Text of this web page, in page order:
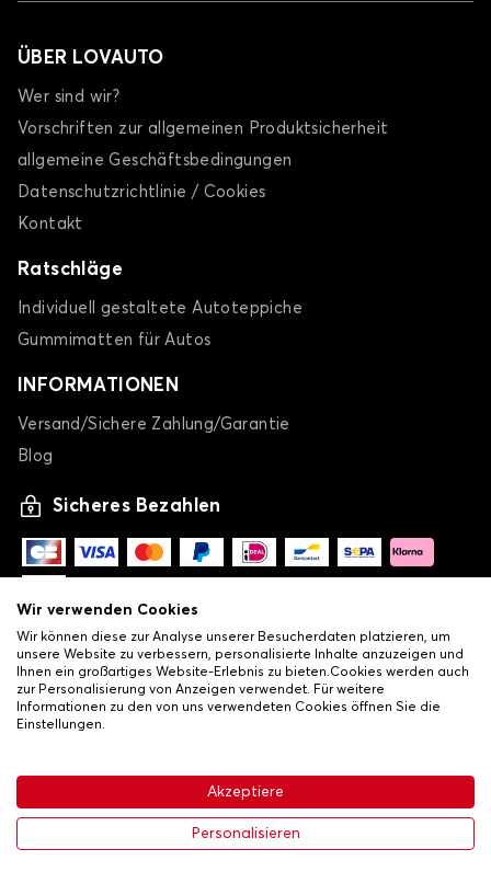
63,99 €
-20% 79,99 €
In den Warenkorb
ÜBER LOVAUTO
Wer sind wir?
Vorschriften zur allgemeinen Produktsicherheit
allgemeine Geschäftsbedingungen
Datenschutzrichtlinie / Cookies
Kontakt
Ratschläge
Individuell gestaltete Autoteppiche
Gummimatten für Autos
INFORMATIONEN
Versand/Sichere Zahlung/Garantie
Blog
Sicheres Bezahlen
Allgemeine Verkaufsbedingungen•
Datenschutz- und Cookie-Richtlinie•Livraison
Wir verwenden Cookies
Wir können diese zur Analyse unserer Besucherdaten platzieren, um
unsere Website zu verbessern, personalisierte Inhalte anzuzeigen und
Ihnen ein großartiges Website-Erlebnis zu bieten.Cookies werden auch
zur Personalisierung von Anzeigen verwendet. Für weitere
Informationen zu den von uns verwendeten Cookies öffnen Sie die
Einstellungen.
Akzeptiere
Personalisieren